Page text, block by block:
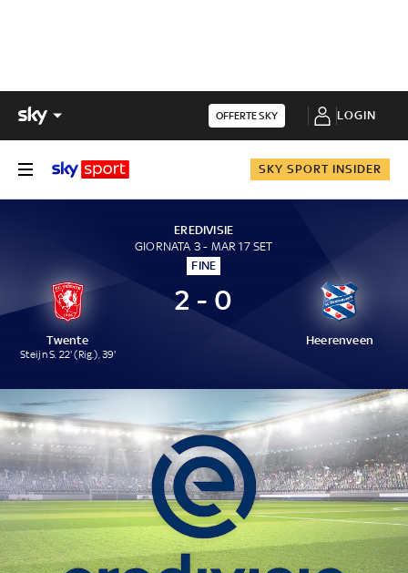
OFFERTE SKY LOGIN
SKY SPORT INSIDER
EREDIVISIE
GIORNATA 3 - MAR 17 SET
FINE
Twente
Steijn S. 22' (Rig.), 39'
2 - 0
Heerenveen